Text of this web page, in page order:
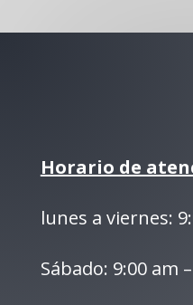
Horario de
lunes a viernes:
Sábado: 9:00 am